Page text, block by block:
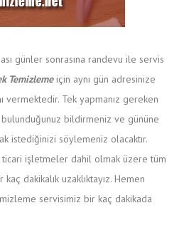
günler sonrasına randevu ile servis
Temizlemeiçin aynı gün adresinize
vermektedir. Tek yapmanız gereken
bildirmeniz ve gününe
istediğinizi söylemeniz olacaktır.
işletmeler dahil olmak üzere tüm
dakikalık uzaklıktayız. Hemen
servisimiz bir kaç dakikada